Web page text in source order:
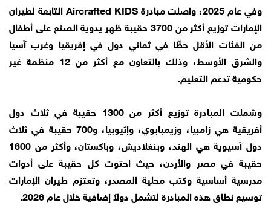
وفي عام 2025، واصلت مبادرة Aircrafted KIDS التابعة لطيران
الإمارات توزيع أكثر من 3700 حقيبة ظهر يدوية الصنع على أطفال
من الفئات الأقل حظًا في ثماني دول في إفريقيا وغرب آسيا
والشرق الأوسط، وذلك بالتعاون مع أكثر من 12 منظمة غير
حكومية تدعم التعليم.
وشملت المبادرة توزيع أكثر من 1300 حقيبة في ثلاث دول
أفريقية هي زامبيا، وزيمبابوي، وإثيوبيا، و700 حقيبة في ثلاث
دول آسيوية هي الهند، وبنغلاديش، وباكستان، وأكثر من 1600
حقيبة في مصر والأردن، حيث احتوت كل حقيبة على أدوات
مدرسية أساسية وكتب محلية المصدر، وتعتزم طيران الإمارات
توسيع نطاق هذه المبادرة لتشمل دولاً إضافية خلال عام 2026.